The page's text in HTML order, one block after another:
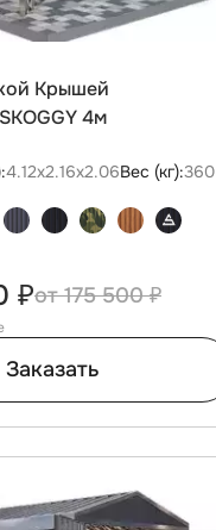
Крышей
4м
4.12х2.16х2.06Вес (кг):360
175 500 ₽
₽
Заказать